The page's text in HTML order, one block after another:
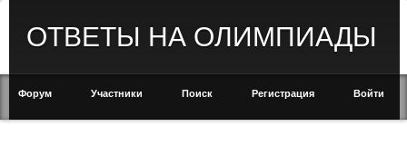
ОТВЕТЫ НА ОЛИМПИАДЫ
Форум Участники Поиск Регистрация Войти